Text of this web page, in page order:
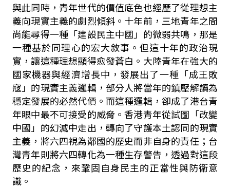
與此同時，青年世代的價值底色也經歷了從理想主
義向現實主義的劇烈傾斜。十年前，三地青年之間
尚能尋得一種「建設民主中國」的微弱共鳴，那是
一種基於同理心的宏大敘事。但這十年的政治現
實，讓這種理想顯得愈發蒼白。大陸青年在強大的
國家機器與經濟增長中，發展出了一種「成王敗
寇」的現實主義邏輯，部分人將當年的鎮壓解讀為
穩定發展的必然代價。而這種邏輯，卻成了港台青
年眼中最不可接受的威脅。香港青年從試圖「改變
中國」的幻滅中走出，轉向了守護本土認同的現實
主義，將六四視為鄰國的歷史而非自身的責任；台
灣青年則將六四轉化為一種生存警告，透過對這段
歷史的紀念，來鞏固自身民主的正當性與防衛意
識。